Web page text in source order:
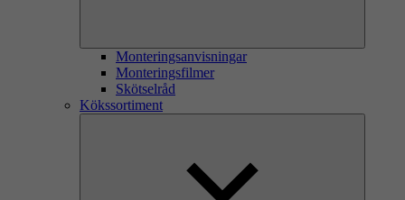
Monteringsanvisningar
Monteringsfilmer
Skötselråd
Kökssortiment